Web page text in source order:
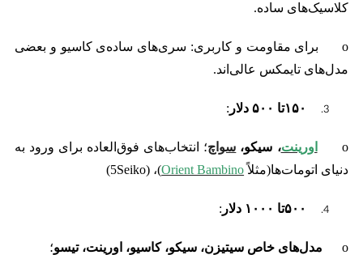
کلاسیک‌های ساده.
o برای مقاومت و کاربری: سری‌های ساده‌ی کاسیو و بعضی
مدل‌های تایمکس عالی‌اند.
۱۵۰تا ۵۰۰دلار :
o اورینت، سیکو، سواچ؛ انتخاب‌های فوق‌العاده برای ورود به
دنیای اتومات‌ها(مثلاًOrient Bambino)، (5Seiko)
۵۰۰تا ۱۰۰۰ دلار :
o مدل‌های خاصِ سیتیزن، سیکو، کاسیو، اورینت، تیسو؛